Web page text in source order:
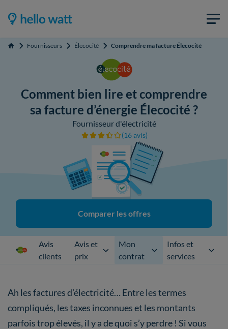
Accueil Fournisseurs Élecocité Comprendre ma facture Élecocité
Comment bien lire et comprendre
sa facture d’énergie Élecocité ?
Fournisseur d'électricité
(16 avis)
Comparer les offres
Avis
clients
Avis et
prix
Mon
contrat
Infos et
services
Ah les factures d’électricité… Entre les termes
compliqués, les taxes inconnues et les montants
parfois trop élevés, il y a de quoi s’y perdre ! Si vous